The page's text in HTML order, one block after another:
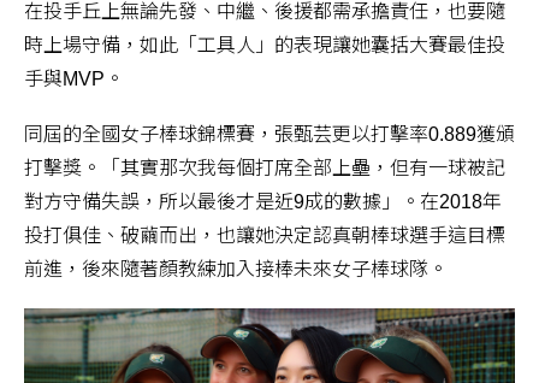
在投手丘上無論先發、中繼、後援都需承擔責任，也要隨
時上場守備，如此「工具人」的表現讓她囊括大賽最佳投
手與MVP。
同屆的全國女子棒球錦標賽，張甄芸更以打擊率0.889獲頒
打擊獎。「其實那次我每個打席全部上壘，但有一球被記
對方守備失誤，所以最後才是近9成的數據」。在2018年
投打俱佳、破繭而出，也讓她決定認真朝棒球選手這目標
前進，後來隨著顏教練加入接棒未來女子棒球隊。